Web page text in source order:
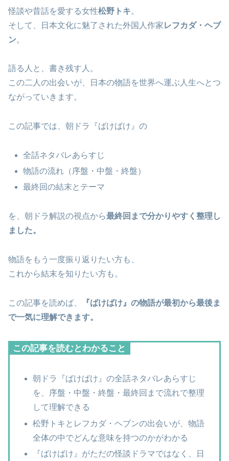
怪談や昔話を愛する女性松野トキ。
そして、日本文化に魅了された外国人作家レフカダ・ヘブ
ン。
語る人と、書き残す人。
この二人の出会いが、日本の物語を世界へ運ぶ人生へとつ
ながっていきます。
この記事では、朝ドラ『ばけばけ』の
全話ネタバレあらすじ
物語の流れ（序盤・中盤・終盤）
最終回の結末とテーマ
を、朝ドラ解説の視点から最終回まで分かりやすく整理し
ました。
物語をもう一度振り返りたい方も、
これから結末を知りたい方も。
この記事を読めば、
『ばけばけ』の物語が最初から最後ま
で一気に理解できます。
この記事を読むとわかること
朝ドラ『ばけばけ』の全話ネタバレあらすじ
を、序盤・中盤・終盤・最終回まで流れで整理
して理解できる
松野トキとレフカダ・ヘブンの出会いが、物語
全体の中でどんな意味を持つのかがわかる
『ばけばけ』がただの怪談ドラマではなく、日